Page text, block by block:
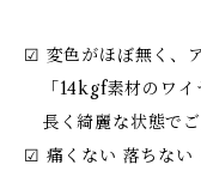
☑︎ 変色がほぼ無く、
「14kgf素材のワイ
長く綺麗な状態でご
☑︎ 痛くない 落ちない